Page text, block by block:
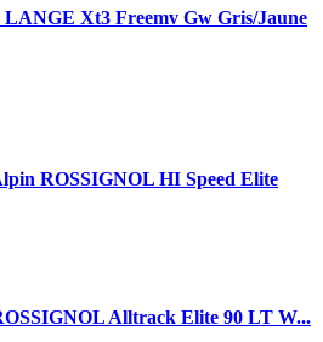
LANGE Xt3 Freemv Gw Gris/Jaune
ROSSIGNOL HI Speed Elite
Alltrack Elite 90 LT W...